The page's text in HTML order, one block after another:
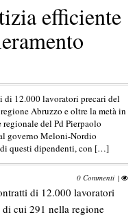
efficiente
12.000 lavoratori precari del
Abruzzo e oltre la metà in
del Pd Pierpaolo
governo Meloni-Nordio
questi dipendenti, con […]
0 Commenti |
di 12.000 lavoratori
cui 291 nella regione